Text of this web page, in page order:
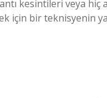
kesintileri veya
için bir teknisyenin